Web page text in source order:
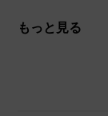
もっと見る